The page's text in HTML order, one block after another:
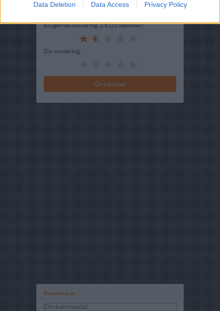
Data Deletion Data Access Privacy Policy
Brugernes vurdering:1.6(25stemmer)
Din vurdering:
Komentarer